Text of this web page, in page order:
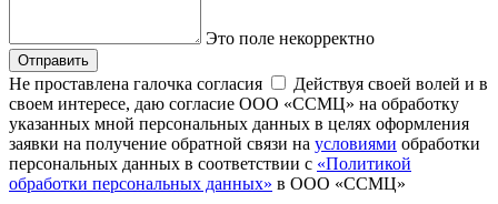
Это поле некорректно
Отправить
Не проставлена галочка согласия
Действуя своей волей и в
своем интересе, даю согласие ООО «ССМЦ» на обработку
указанных мной персональных данных в целях оформления
заявки на получение обратной связи на условиями обработки
персональных данных в соответствии с «Политикой
обработки персональных данных» в ООО «ССМЦ»